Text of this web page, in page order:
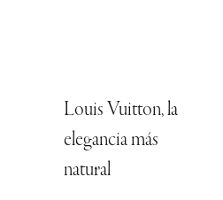
Louis Vuitton, la
elegancia más
natural